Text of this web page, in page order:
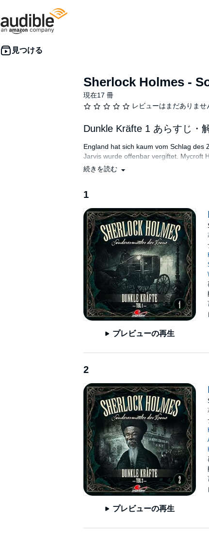
Sherlock Holmes -
現在17 冊
レビューはまだありませ
Dunkle Kräfte 1 あらすじ・
England hat sich kaum vom Schlag des
Jarvis wurde offenbar vergiftet. Mycroft
dabei ist, den Tatort zu untersuchen,
Und plötzlich legt genau dieser vor ihnen
Die vollständige Liste aller Sprecher
Fröhlich, Thomas Schmuckert, Sarah
Marc Schülert, Ilona Otto, Romanus
©2022 Maritim Verlag (P)2022 Maritim
続きを読む
1
プレビューの再生
2
プレビューの再生